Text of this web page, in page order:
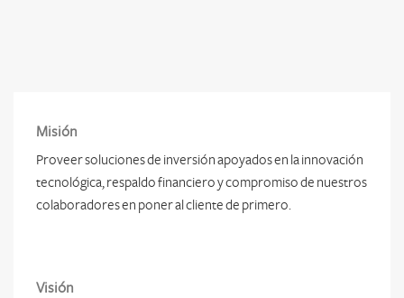
Misión
Proveer soluciones de inversión apoyados en la innovación
tecnológica, respaldo financiero y compromiso de nuestros
colaboradores en poner al cliente de primero.
Visión